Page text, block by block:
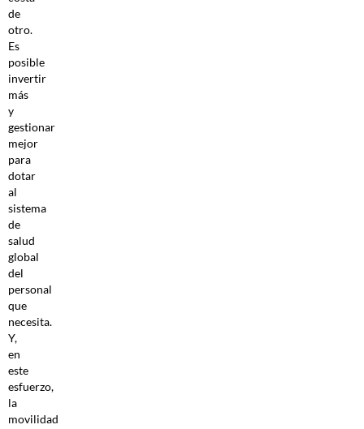
de
otro.
Es
posible
invertir
más
y
gestionar
mejor
para
dotar
al
sistema
de
salud
global
del
personal
que
necesita.
Y,
en
este
esfuerzo,
la
movilidad